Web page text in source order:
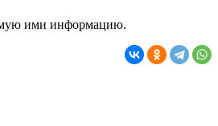
ими информацию.